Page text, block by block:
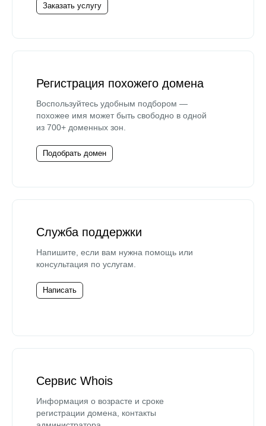
Заказать услугу
Регистрация похожего домена
Воспользуйтесь удобным подбором —
похожее имя может быть свободно в одной
из 700+ доменных зон.
Подобрать домен
Служба поддержки
Напишите, если вам нужна помощь или
консультация по услугам.
Написать
Сервис Whois
Информация о возрасте и сроке
регистрации домена, контакты